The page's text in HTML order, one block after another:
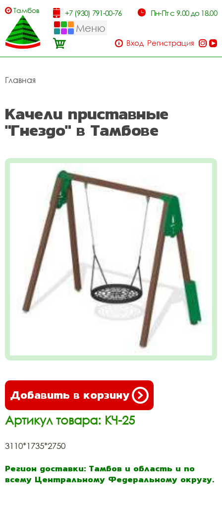
Тамбов +7 (930) 791-00-76 Пн-Пт с 9.00 до 18.00
Меню
Вход Регистрация
Главная
Качели приставные
"Гнездо" в Тамбове
Добавить в корзину
Артикул товара: КЧ-25
3110*1735*2750
Регион доставки: Тамбов и область и по
всему Центральному Федеральному округу.